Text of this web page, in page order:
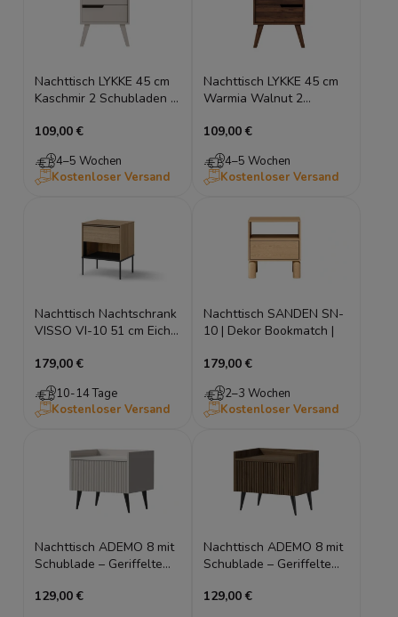
Nachttisch LYKKE 45 cm
Kaschmir 2 Schubladen –
109,00 €
4–5 Wochen
Kostenloser Versand
Nachttisch LYKKE 45 cm
Warmia Walnut 2
109,00 €
4–5 Wochen
Kostenloser Versand
Nachttisch Nachtschrank
VISSO VI-10 51 cm Eiche
Metallfüße
179,00 €
10-14 Tage
Kostenloser Versand
Nachttisch SANDEN SN-
10 | Dekor Bookmatch |
179,00 €
2–3 Wochen
Kostenloser Versand
Nachttisch ADEMO 8 mit
Schublade – Geriffelte
129,00 €
Nachttisch ADEMO 8 mit
Schublade – Geriffelte
grifflos
129,00 €